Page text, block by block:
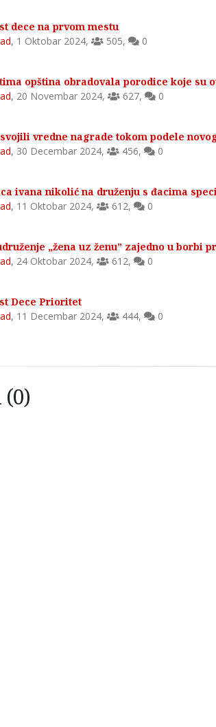
dece na prvom mestu
, 1 Oktobar 2024, 505, 0
opština obradovala porodice koje su
, 20 Novembar 2024, 627, 0
vredne nagrade tokom podele
, 30 Decembar 2024, 456, 0
ivana nikolić na druženju s đacima
, 11 Oktobar 2024, 612, 0
„žena uz ženu” zajedno u borbi
, 24 Oktobar 2024, 612, 0
Dece Prioritet
, 11 Decembar 2024, 444, 0